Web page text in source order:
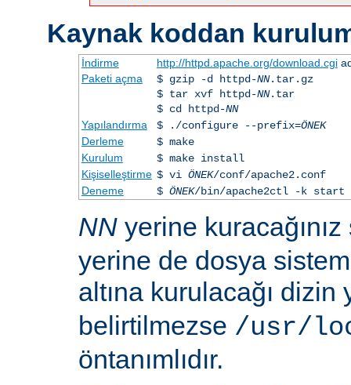
Kaynak koddan
İndirme http://httpd.apache.org/download.cgi
Paketi açma
$ gzip -d httpd-NN.tar.gz
$ tar xvf httpd-NN.tar
$ cd httpd-NN
Yapılandırma
$ ./configure --prefix=ÖNEK
Derleme
$ make
Kurulum
$ make install
Kişiselleştirme $ vi ÖNEK/conf/apache2.conf
Deneme
$ ÖNEK/bin/apache2ctl -k start
NN yerine
yerine de dosya
altına kurulacağı dizin
belirtilmezse /usr/
öntanımlıdır.